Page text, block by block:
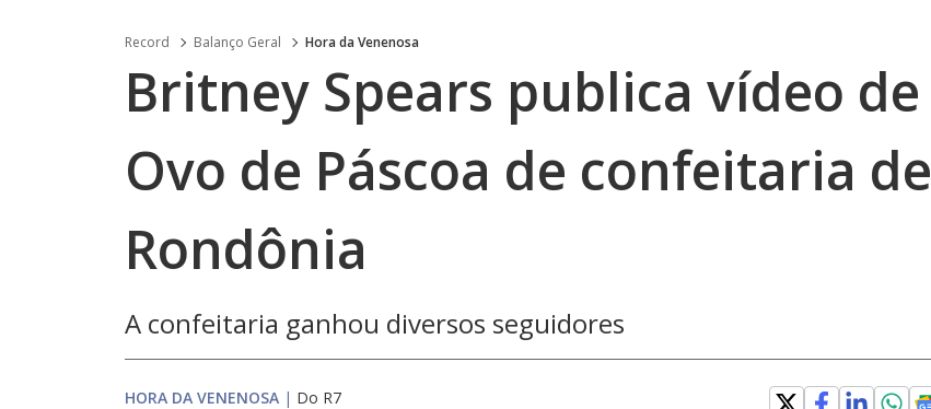
Record Balanço Geral Hora da Venenosa
Britney Spears publica vídeo de
Ovo de Páscoa de confeitaria de
Rondônia
A confeitaria ganhou diversos seguidores
HORA DA VENENOSA | Do R7